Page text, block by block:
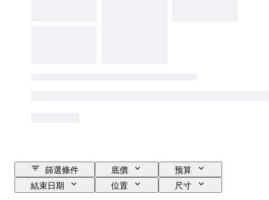
篩選條件 底價
预算
結束日期
位置
尺寸